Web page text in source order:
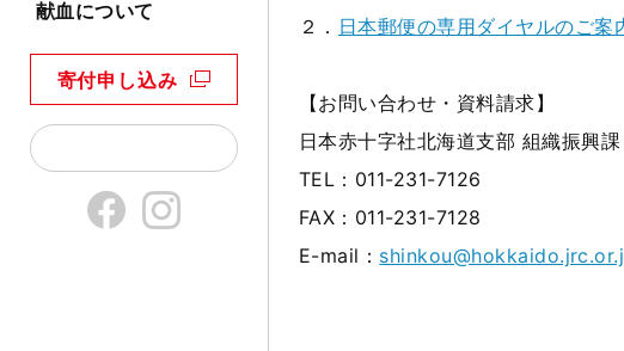
献血について
寄付申し込み
２． 日本郵便の専用ダイヤルのご案
【お問い合わせ・資料請求】
日本赤十字社北海道支部 組織振興
TEL：011-231-7126
FAX：011-231-7128
E-mail：